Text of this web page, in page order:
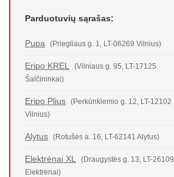
Parduotuvių sąrašas:
Pupa (Priegliaus g. 1, LT-06269 Vilnius)
Eripo KREL
(Vilniaus g. 95, LT-17125
Šalčininkai)
Eripo Plius
(Perkūnkiemio g. 12, LT-12102
Vilnius)
Alytus (Rotušės a. 16, LT-62141 Alytus)
Elektrėnai XL
(Draugystės g. 13, LT-26109
Elektrėnai)